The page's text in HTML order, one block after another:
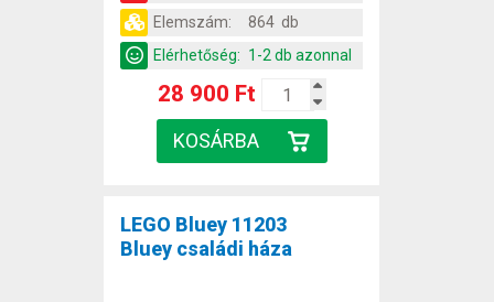
Elemszám:
864 db
Elérhetőség: 1-2 db azonnal
28 900 Ft
LEGO Bluey 11203
Bluey családi háza